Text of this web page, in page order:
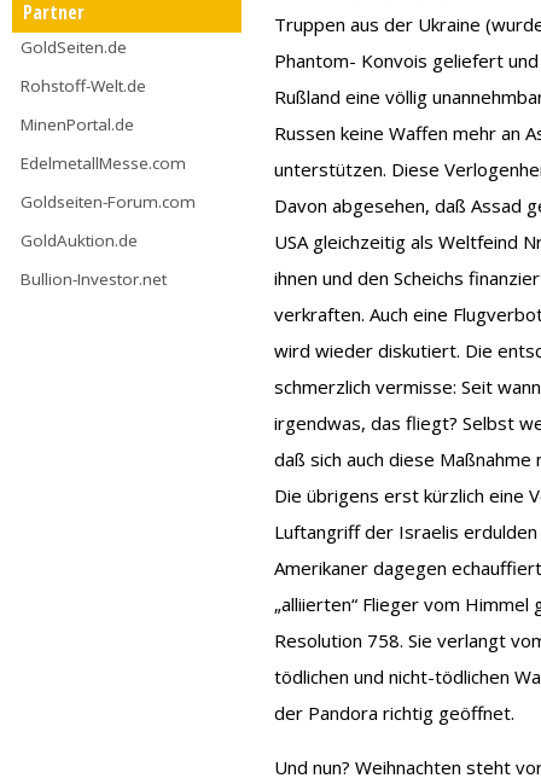
Partner
GoldSeiten.de
Rohstoff-Welt.de
MinenPortal.de
EdelmetallMesse.com
Goldseiten-Forum.com
GoldAuktion.de
Bullion-Investor.net
Truppen aus der Ukraine
Phantom- Konvois geliefert
Rußland eine völlig
Russen keine Waffen mehr an
unterstützen. Diese
Davon abgesehen, daß Assad
USA gleichzeitig als Weltfeind
ihnen und den Scheichs
verkraften. Auch eine
wird wieder diskutiert. Die
schmerzlich vermisse: Seit
irgendwas, das fliegt? Selbst
daß sich auch diese
Die übrigens erst kürzlich eine
Luftangriff der Israelis
Amerikaner dagegen
„alliierten“ Flieger vom
Resolution 758. Sie verlangt
tödlichen und nicht-tödlichen
der Pandora richtig geöffnet.
Und nun? Weihnachten steht